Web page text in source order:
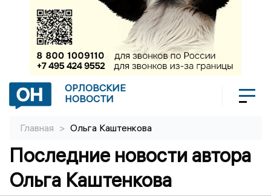
ОРЛОВСКИЕ
НОВОСТИ
Главная > Ольга Каштенкова
Последние новости автора
Ольга Каштенкова